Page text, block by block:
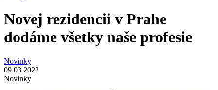
Novej rezidencii v Prahe
dodáme všetky naše profesie
Novinky
09.03.2022
Novinky